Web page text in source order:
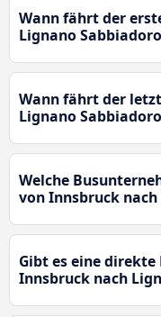
Wann fährt der
Lignano
Wann fährt der
Lignano
Welche
von Innsbruck
Gibt es eine
Innsbruck nach